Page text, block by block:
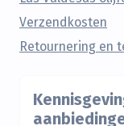
Verzendkosten
Retournering en